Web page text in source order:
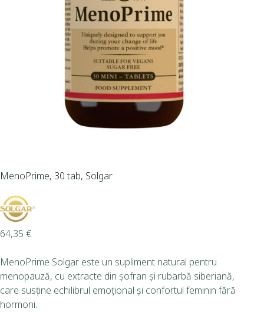
MenoPrime, 30 tab, Solgar
64,35 €
MenoPrime Solgar este un supliment natural pentru
menopauză, cu extracte din șofran și rubarbă siberiană,
care susține echilibrul emoțional și confortul feminin fără
hormoni.